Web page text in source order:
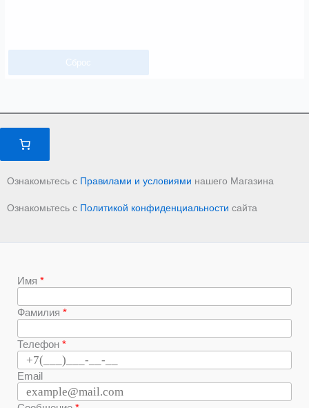
Сброс
Ознакомьтесь с Правилами и условиями нашего Магазина
Ознакомьтесь с Политикой конфиденциальности сайта
Имя
Фамилия
Телефон
Email